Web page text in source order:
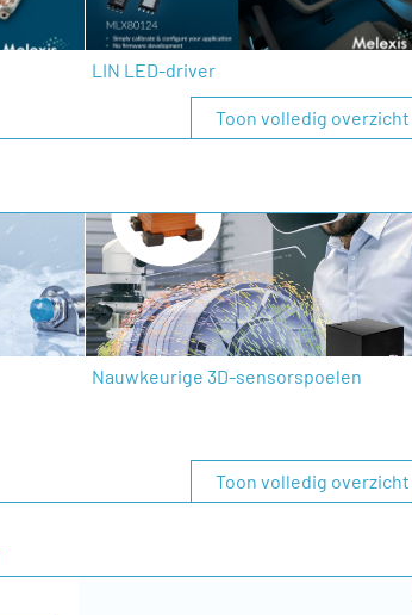
LIN LED-driver
Toon volledig overzicht
Nauwkeurige 3D-sensorspoelen
Toon volledig overzicht